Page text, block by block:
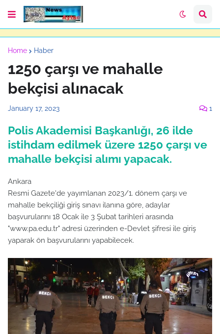
Home Haber
1250 çarşı ve mahalle
bekçisi alınacak
January 17, 2023 1
Polis Akademisi Başkanlığı, 26 ilde
istihdam edilmek üzere 1250 çarşı ve
mahalle bekçisi alımı yapacak.
Ankara
Resmi Gazete'de yayımlanan 2023/1. dönem çarşı ve
mahalle bekçiliği giriş sınavı ilanına göre, adaylar
başvurularını 18 Ocak ile 3 Şubat tarihleri arasında
"www.pa.edu.tr" adresi üzerinden e-Devlet şifresi ile giriş
yaparak ön başvurularını yapabilecek.